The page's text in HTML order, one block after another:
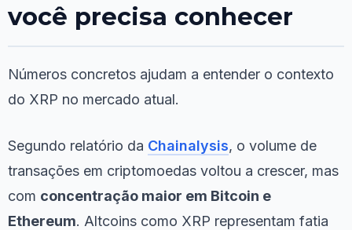
você precisa conhecer
Números concretos ajudam a entender o contexto
do XRP no mercado atual.
Segundo relatório da Chainalysis, o volume de
transações em criptomoedas voltou a crescer, mas
com concentração maior em Bitcoin e
Ethereum. Altcoins como XRP representam fatia